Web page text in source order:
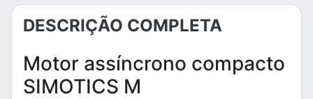
DESCRIÇÃO COMPLETA
Motor assíncrono compacto
SIMOTICS M